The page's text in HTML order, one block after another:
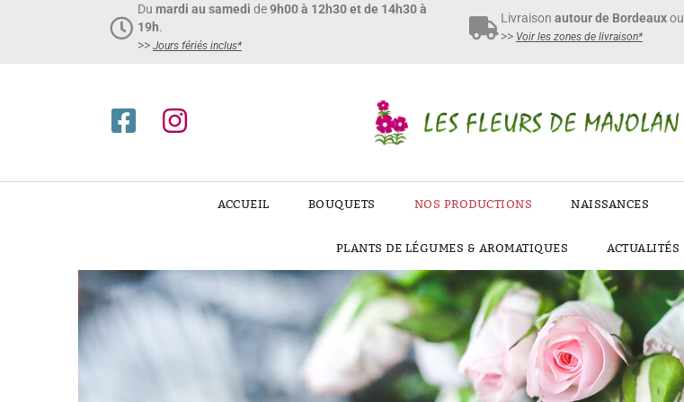
Du mardi au samedi de9h00 à 12h30 et de 14h30 à
19h.
>> Jours fériés inclus*​
Livraison autour de Bordeauxou
>> Voir les zones de livraison*
ACCUEIL BOUQUETS NOS PRODUCTIONS NAISSANCES
PLANTS DE LÉGUMES & AROMATIQUES ACTUALITÉS